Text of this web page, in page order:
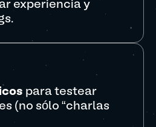
experiencia y
para testear
(no sólo “charlas